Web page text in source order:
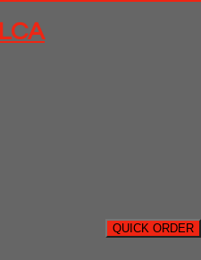
QUICK ORDER